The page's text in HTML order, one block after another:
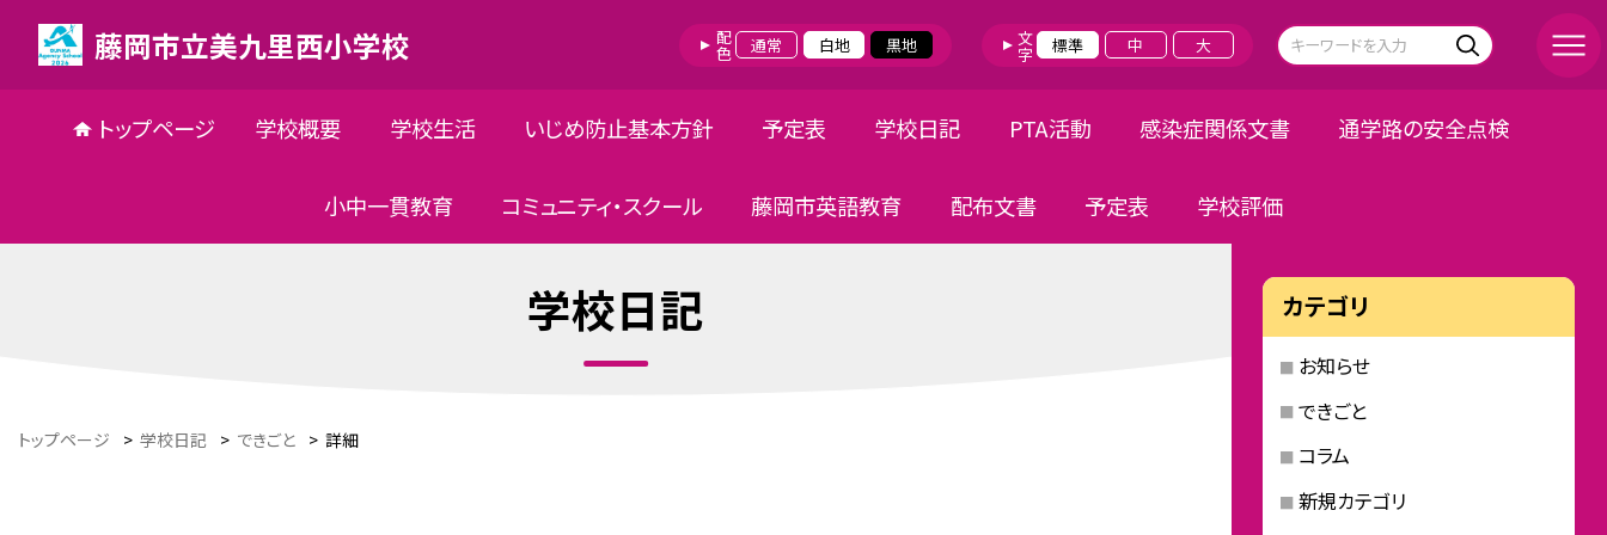
藤岡市立美九里西小学校 配色 通常 白地 黒地 文字 標準 中 大
トップページ 学校概要 学校生活 いじめ防止基本方針 予定表 学校日記 PTA活動 感染症関係文書 通学路の安全点検
小中一貫教育 コミュニティ・スクール 藤岡市英語教育 配布文書 予定表 学校評価
学校日記
トップページ > 学校日記 > できごと > 詳細
カテゴリ
お知らせ
できごと
コラム
新規カテゴリ